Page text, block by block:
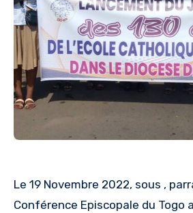
Le 19 Novembre 2022, sous ,
Conférence Episcopale du Togo